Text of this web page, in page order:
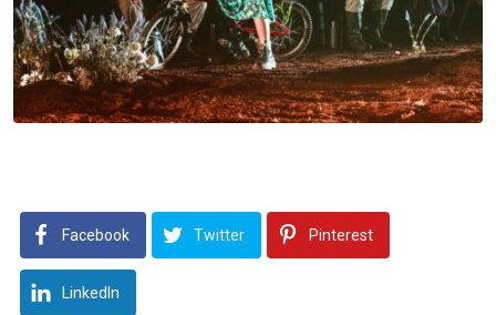
Facebook Twitter Pinterest
LinkedIn